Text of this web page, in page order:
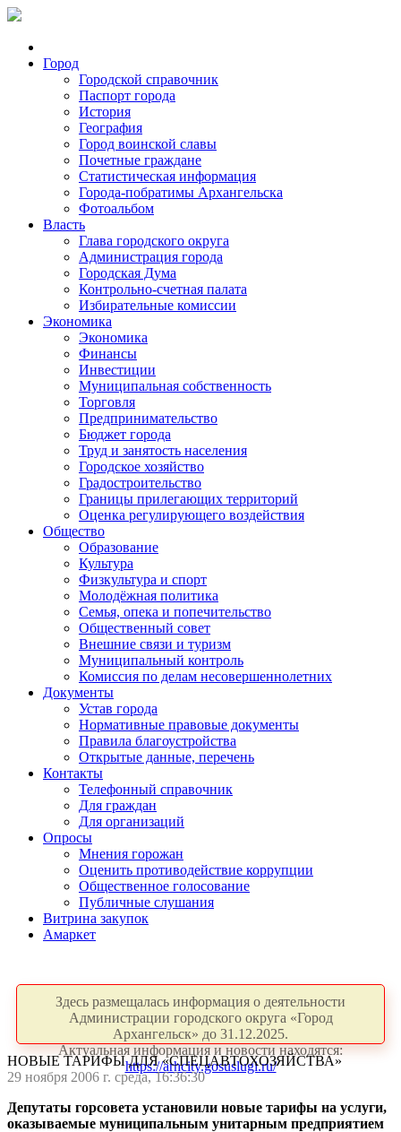
Город
Городской справочник
Паспорт города
История
География
Город воинской славы
Почетные граждане
Статистическая информация
Города-побратимы Архангельска
Фотоальбом
Власть
Глава городского округа
Администрация города
Городская Дума
Контрольно-счетная палата
Избирательные комиссии
Экономика
Экономика
Финансы
Инвестиции
Муниципальная собственность
Торговля
Предпринимательство
Бюджет города
Труд и занятость населения
Городское хозяйство
Градостроительство
Границы прилегающих территорий
Оценка регулирующего воздействия
Общество
Образование
Культура
Физкультура и спорт
Молодёжная политика
Семья, опека и попечительство
Общественный совет
Внешние связи и туризм
Муниципальный контроль
Комиссия по делам несовершеннолетних
Документы
Устав города
Нормативные правовые документы
Правила благоустройства
Открытые данные, перечень
Контакты
Телефонный справочник
Для граждан
Для организаций
Опросы
Мнения горожан
Оценить противодействие коррупции
Общественное голосование
Публичные слушания
Витрина закупок
Амаркет
Здесь размещалась информация о деятельности
Администрации городского округа «Город
Архангельск» до 31.12.2025.
Актуальная информация и новости находятся:
https://arhcity.gosuslugi.ru/
НОВЫЕ ТАРИФЫ ДЛЯ «СПЕЦАВТОХОЗЯЙСТВА»
29 ноября 2006 г. среда, 16:36:30
Депутаты горсовета установили новые тарифы на услуги,
оказываемые муниципальным унитарным предприятием